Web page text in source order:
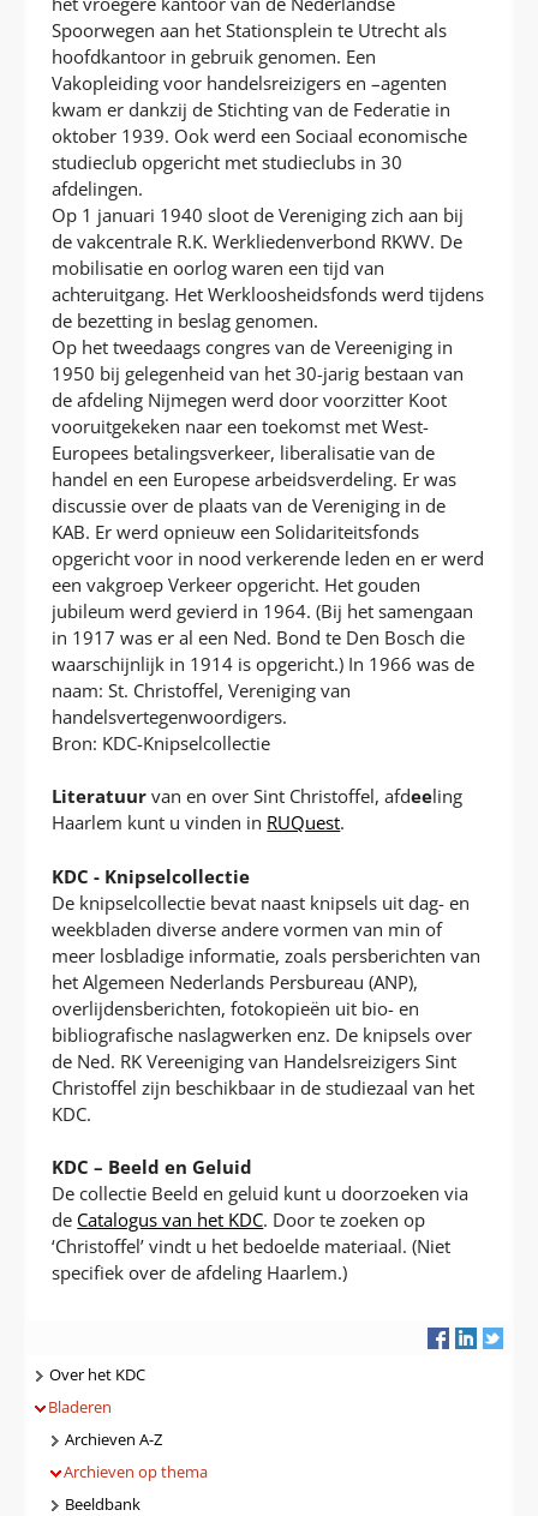
Spoorwegen aan het Stationsplein te Utrecht als
hoofdkantoor in gebruik genomen. Een
Vakopleiding voor handelsreizigers en –agenten
kwam er dankzij de Stichting van de Federatie in
oktober 1939. Ook werd een Sociaal economische
studieclub opgericht met studieclubs in 30
afdelingen.
Op 1 januari 1940 sloot de Vereniging zich aan bij
de vakcentrale R.K. Werkliedenverbond RKWV. De
mobilisatie en oorlog waren een tijd van
achteruitgang. Het Werkloosheidsfonds werd tijdens
de bezetting in beslag genomen.
Op het tweedaags congres van de Vereeniging in
1950 bij gelegenheid van het 30-jarig bestaan van
de afdeling Nijmegen werd door voorzitter Koot
vooruitgekeken naar een toekomst met West-
Europees betalingsverkeer, liberalisatie van de
handel en een Europese arbeidsverdeling. Er was
discussie over de plaats van de Vereniging in de
KAB. Er werd opnieuw een Solidariteitsfonds
opgericht voor in nood verkerende leden en er werd
een vakgroep Verkeer opgericht. Het gouden
jubileum werd gevierd in 1964. (Bij het samengaan
in 1917 was er al een Ned. Bond te Den Bosch die
waarschijnlijk in 1914 is opgericht.) In 1966 was de
naam: St. Christoffel, Vereniging van
handelsvertegenwoordigers.
Bron: KDC-Knipselcollectie
Literatuur van en over Sint Christoffel, afdeeling
Haarlem kunt u vinden in RUQuest.
KDC - Knipselcollectie
De knipselcollectie bevat naast knipsels uit dag- en
weekbladen diverse andere vormen van min of
meer losbladige informatie, zoals persberichten van
het Algemeen Nederlands Persbureau (ANP),
overlijdensberichten, fotokopieën uit bio- en
bibliografische naslagwerken enz. De knipsels over
de Ned. RK Vereeniging van Handelsreizigers Sint
Christoffel zijn beschikbaar in de studiezaal van het
KDC.
KDC – Beeld en Geluid
De collectie Beeld en geluid kunt u doorzoeken via
de Catalogus van het KDC. Door te zoeken op
‘Christoffel’ vindt u het bedoelde materiaal. (Niet
specifiek over de afdeling Haarlem.)
Navigatie
Over het KDC
Bladeren
Archieven A-Z
Archieven op thema
Beeldbank